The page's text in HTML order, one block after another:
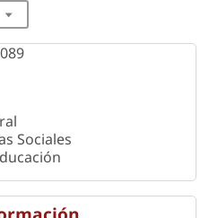
Sociales